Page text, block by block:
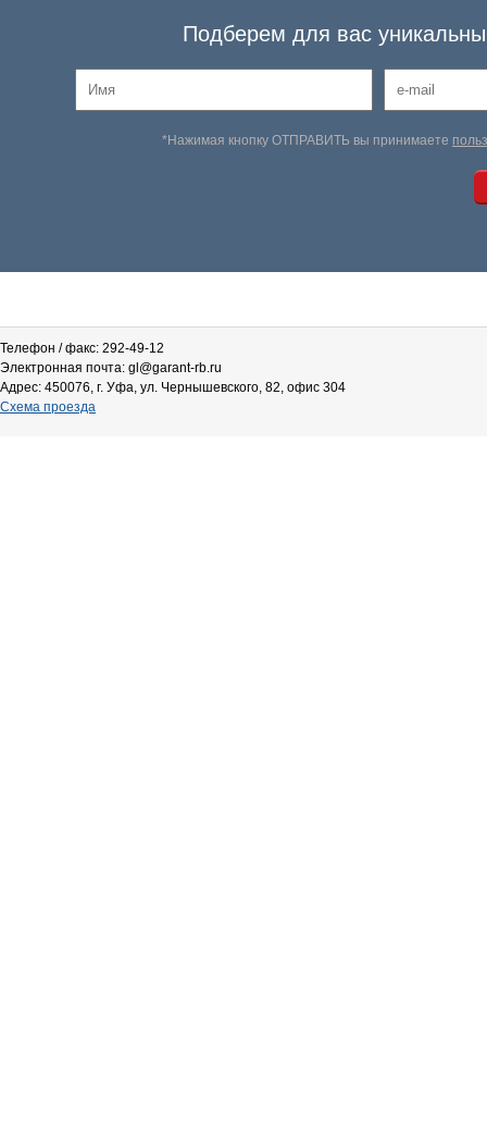
Подберем для вас
*Нажимая кнопку ОТПРАВИТЬ вы принимаете
Телефон / факс: 292-49-12
Электронная почта: gl@garant-rb.ru
Адрес: 450076, г. Уфа, ул. Чернышевского, 82, офис 304
Схема проезда